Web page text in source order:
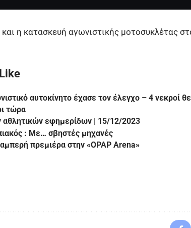
η κατασκευή αγωνιστικής μοτοσυκλέτας
αυτοκίνητο έχασε τον έλεγχο – 4 νεκροί
τώρα
αθλητικών εφημερίδων | 15/12/2023
: Με… σβηστές μηχανές
πρεμιέρα στην «OPAP Arena»